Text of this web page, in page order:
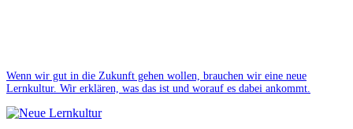
Wenn wir gut in die Zukunft gehen wollen, brauchen wir eine neue
Lernkultur. Wir erklären, was das ist und worauf es dabei ankommt.